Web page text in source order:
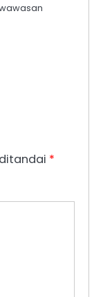
*